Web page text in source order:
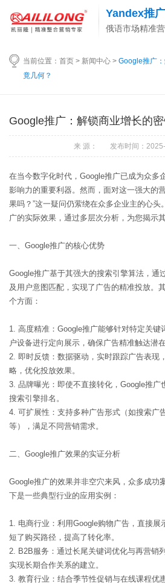
Yandex推广
俄语市场精准
当前位置： 首页 > 新闻中心 > Google推广
竟几何？
Google推广：解锁商业增长的
来 源： 发布时间：
在当今数字化时代，Google推广已成为众多
影响力的重要利器。然而，面对这一强大的
果吗？”这一疑问仍萦绕在众多企业主的心头
广的实际效果，通过多层次分析，为您揭示
一、Google推广的核心优势
Google推广基于其强大的搜索引擎算法，通
及用户意图匹配，实现了广告的精准投放。
个方面：
1. 高度精准：Google推广能够针对特定关键
户设备进行定向展示，确保广告精准触达潜在
2. 即时反馈：数据驱动，实时跟踪广告表现
略，优化投放效果。
3. 品牌曝光：即使不直接转化，Google推广
搜索引擎排名。
4. 可扩展性：支持多种广告形式（如搜索广
等），满足不同营销需求。
二、Google推广效果的实证分析
Google推广的效果并非空穴来风，众多成功
下是一些典型行业的应用实例：
1. 电商行业：利用Google购物广告，直接展
短了购买路径，提高了转化率。
2. B2B服务：通过长尾关键词优化与再营销
实现长期合作关系的建立。
3. 教育行业：结合季节性促销与在线课程优